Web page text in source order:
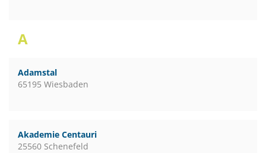
A
Adamstal
65195 Wiesbaden
Akademie Centauri
25560 Schenefeld